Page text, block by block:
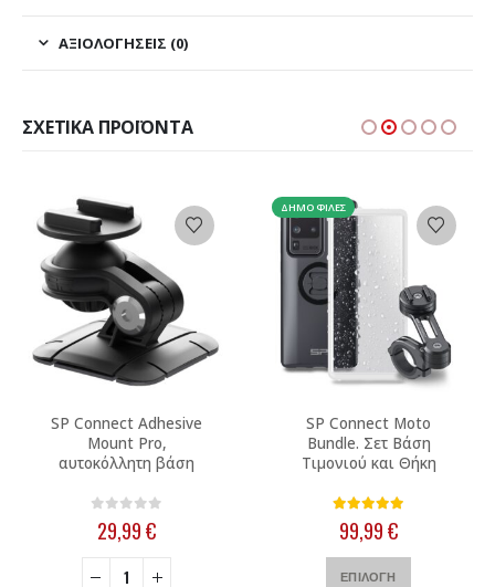
ΑΞΙΟΛΟΓΉΣΕΙΣ (0)
ΣΧΕΤΙΚΆ ΠΡΟΪΌΝΤΑ
SP Connect Adhesive
Mount Pro,
αυτοκόλλητη βάση
0out of 5
29,99€
ΔΗΜΟΦΙΛΈΣ
SP Connect Moto
Bundle. Σετ Βάση
Τιμονιού και Θήκη
5.00out of 5
99,99€
ΕΠΙΛΟΓΉ
Αυτό το προϊόν έχει πολλαπλές παραλλαγές. Οι επιλογές μπορούν να επιλεγούν στη σελίδα του προϊόντος